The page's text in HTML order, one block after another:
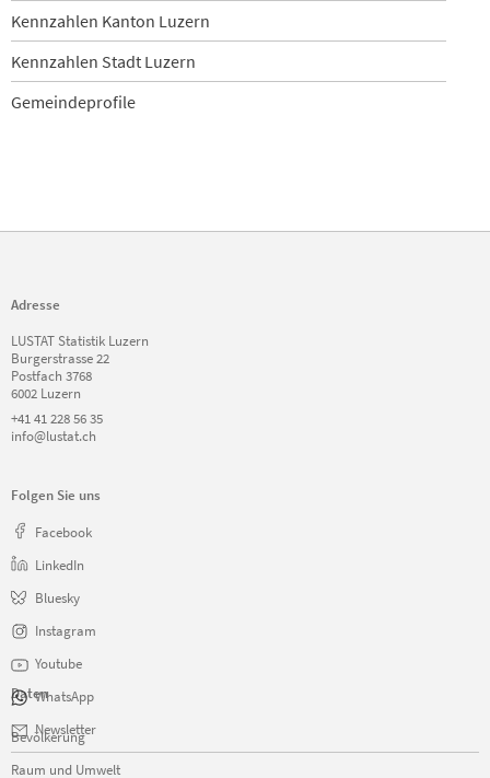
Kennzahlen Kanton Luzern
Kennzahlen Stadt Luzern
Gemeindeprofile
Adresse
LUSTAT Statistik Luzern
Burgerstrasse 22
Postfach 3768
6002 Luzern
+41 41 228 56 35
info@lustat.ch
Folgen Sie uns
Facebook
LinkedIn
Bluesky
Instagram
Youtube
WhatsApp
Newsletter
Daten
Navigation
überspringen
Bevölkerung
Raum und Umwelt